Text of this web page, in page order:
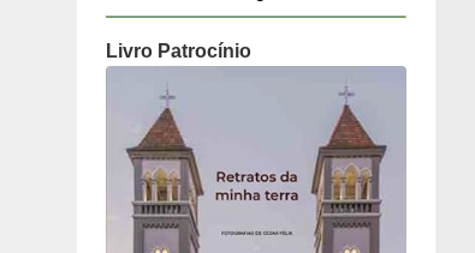
Livro Patrocínio